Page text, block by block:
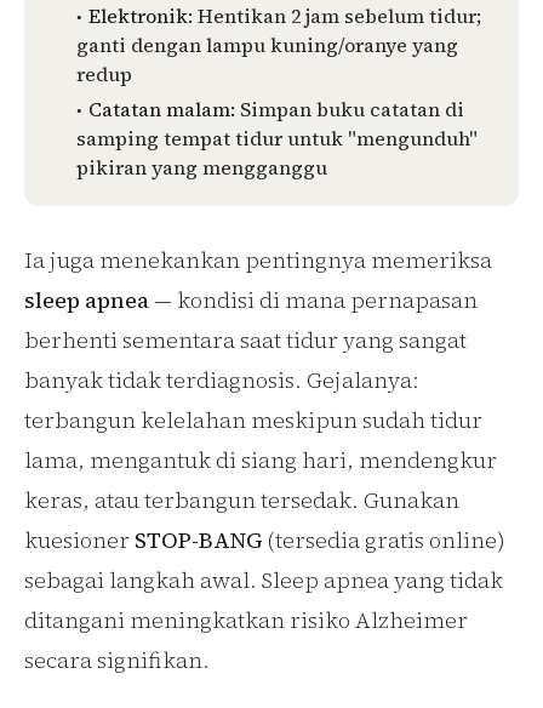
Elektronik: Hentikan 2 jam sebelum tidur;
ganti dengan lampu kuning/oranye yang
redup
Catatan malam: Simpan buku catatan di
samping tempat tidur untuk "mengunduh"
pikiran yang mengganggu
Ia juga menekankan pentingnya memeriksa
sleep apnea— kondisi di mana pernapasan
berhenti sementara saat tidur yang sangat
banyak tidak terdiagnosis. Gejalanya:
terbangun kelelahan meskipun sudah tidur
lama, mengantuk di siang hari, mendengkur
keras, atau terbangun tersedak. Gunakan
kuesioner STOP-BANG (tersedia gratis online)
sebagai langkah awal. Sleep apnea yang tidak
ditangani meningkatkan risiko Alzheimer
secara signifikan.